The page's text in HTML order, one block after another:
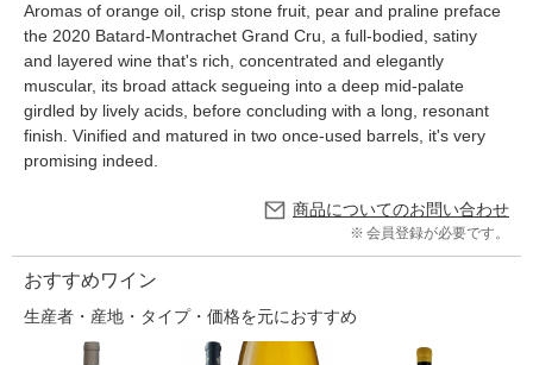
Aromas of orange oil, crisp stone fruit, pear and praline preface
the 2020 Batard-Montrachet Grand Cru, a full-bodied, satiny
and layered wine that's rich, concentrated and elegantly
muscular, its broad attack segueing into a deep mid-palate
girdled by lively acids, before concluding with a long, resonant
finish. Vinified and matured in two once-used barrels, it's very
promising indeed.
商品についてのお問い合わせ
会員登録が必要です。
おすすめワイン
生産者・産地・タイプ・価格を元におすすめ